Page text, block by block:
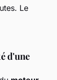
Le
d'une